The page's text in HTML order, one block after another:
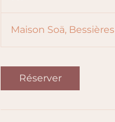
Maison Soä, Bessières
Réserver